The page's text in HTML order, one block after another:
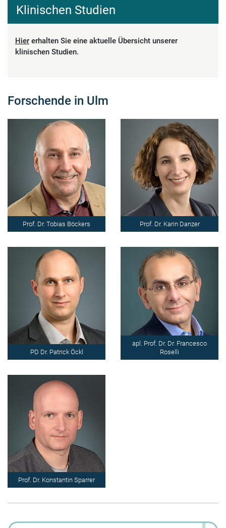
Klinischen Studien
Hier erhalten Sie eine aktuelle Übersicht unserer
klinischen Studien.
Forschende in Ulm
Prof. Dr. Tobias Böckers Prof. Dr. Karin Danzer
PD Dr. Patrick Öckl
apl. Prof. Dr. Dr. Francesco
Roselli
Prof. Dr. Konstantin Sparrer